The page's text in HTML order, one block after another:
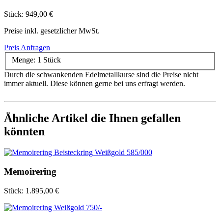
Stück: 949,00 €
Preise inkl. gesetzlicher MwSt.
Preis Anfragen
Menge: 1 Stück
Durch die schwankenden Edelmetallkurse sind die Preise nicht
immer aktuell. Diese können gerne bei uns erfragt werden.
Ähnliche Artikel die Ihnen gefallen
könnten
Memoirering
Stück: 1.895,00 €